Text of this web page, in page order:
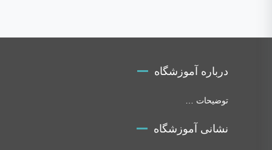
درباره آموزشگاه
توضیحات …
نشانی آموزشگاه